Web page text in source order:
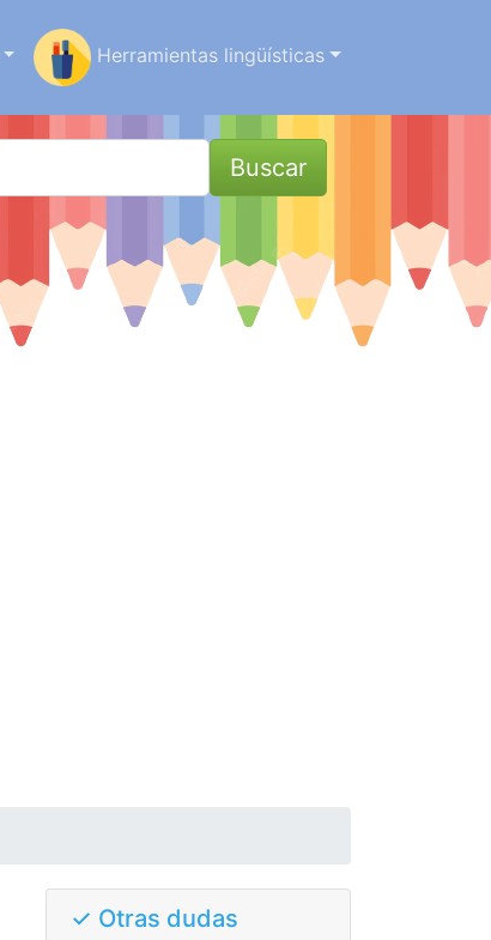
Herramientas lingüísticas
Buscar
✓ Otras dudas